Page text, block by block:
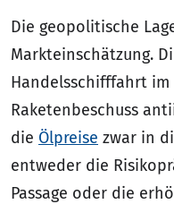
Die geopolitische
Markteinschätzung.
Handelsschifffahrt im
Raketenbeschuss
die Ölpreise zwar in
entweder die
Passage oder die